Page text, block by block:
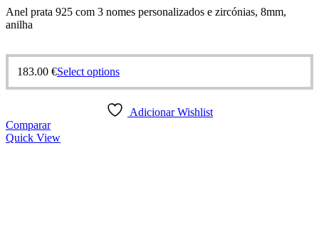
Anel prata 925 com 3 nomes personalizados e zircónias, 8mm,
anilha
183.00 €Select optionsThis
multiple
Adicionar Wishlist
Comparar
Quick View